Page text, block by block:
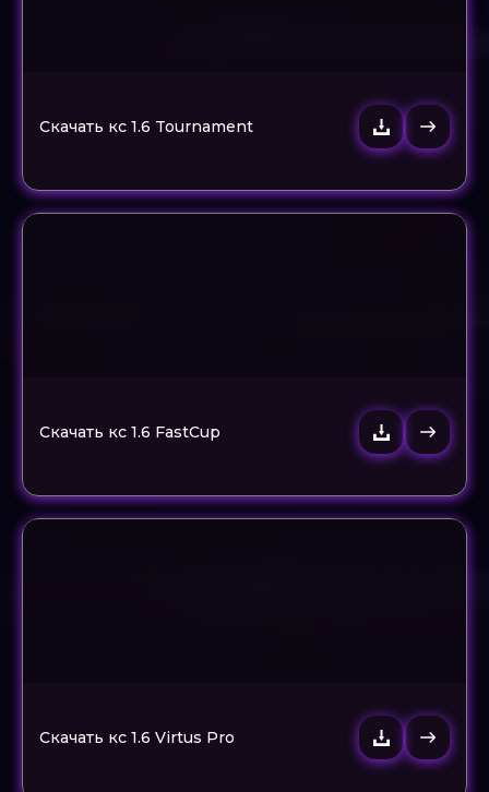
Скачать кс 1.6 Tournament
Скачать кс 1.6 FastCup
Скачать кс 1.6 Virtus Pro